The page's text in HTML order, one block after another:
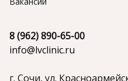
8 (962) 890-65-00
info@lvclinic.ru
г. Сочи, ул.